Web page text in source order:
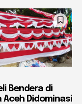
Bendera di
Aceh Didominasi